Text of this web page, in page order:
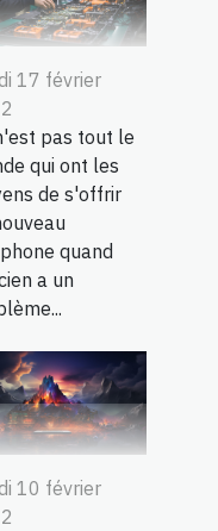
17 février
pas tout le
qui ont les
de s'offrir
quand
a un
10 février